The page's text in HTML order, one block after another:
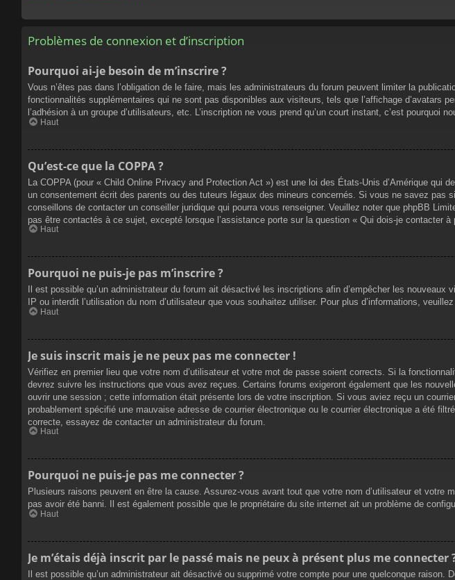
Problèmes de connexion et d’inscription
Pourquoi ai-je besoin de m’inscrire ?
Vous n’êtes pas dans l’obligation de le faire, mais les administrateurs du forum peuvent limiter la
fonctionnalités supplémentaires qui ne sont pas disponibles aux visiteurs, tels que l’affichage d’avatars
l’adhésion à un groupe d’utilisateurs, etc. L’inscription ne vous prend qu’un court instant, c’est pourquoi
Haut
Qu’est-ce que la COPPA ?
La COPPA (pour « Child Online Privacy and Protection Act ») est une loi des États-Unis d’Amérique
un consentement écrit des parents ou des tuteurs légaux des mineurs concernés. Si vous ne savez
conseillons de contacter un conseiller juridique qui pourra vous renseigner. Veuillez noter que phpBB
pas être contactés à ce sujet, excepté lorsque l’assistance porte sur la question « Qui dois-je contacter à
Haut
Pourquoi ne puis-je pas m’inscrire ?
Il est possible qu’un administrateur du forum ait désactivé les inscriptions afin d’empêcher les
IP ou interdit l’utilisation du nom d’utilisateur que vous souhaitez utiliser. Pour plus d’informations,
Haut
Je suis inscrit mais je ne peux pas me connecter !
Vérifiez en premier lieu que votre nom d’utilisateur et votre mot de passe soient corrects. Si la
devrez suivre les instructions que vous avez reçues. Certains forums exigeront également que les
ouvrir une session ; cette information était présente lors de votre inscription. Si vous aviez reçu un
probablement spécifié une mauvaise adresse de courrier électronique ou le courrier électronique a été
correcte, essayez de contacter un administrateur du forum.
Haut
Pourquoi ne puis-je pas me connecter ?
Plusieurs raisons peuvent en être la cause. Assurez-vous avant tout que votre nom d’utilisateur et
pas avoir été banni. Il est également possible que le propriétaire du site internet ait un problème de
Haut
Je m’étais déjà inscrit par le passé mais ne peux à présent plus me connecter
Il est possible qu’un administrateur ait désactivé ou supprimé votre compte pour une quelconque